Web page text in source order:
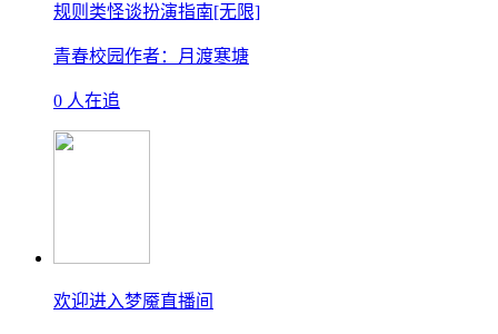
规则类怪谈扮演指南[无限]
青春校园作者：月渡寒塘
0 人在追
欢迎进入梦魇直播间